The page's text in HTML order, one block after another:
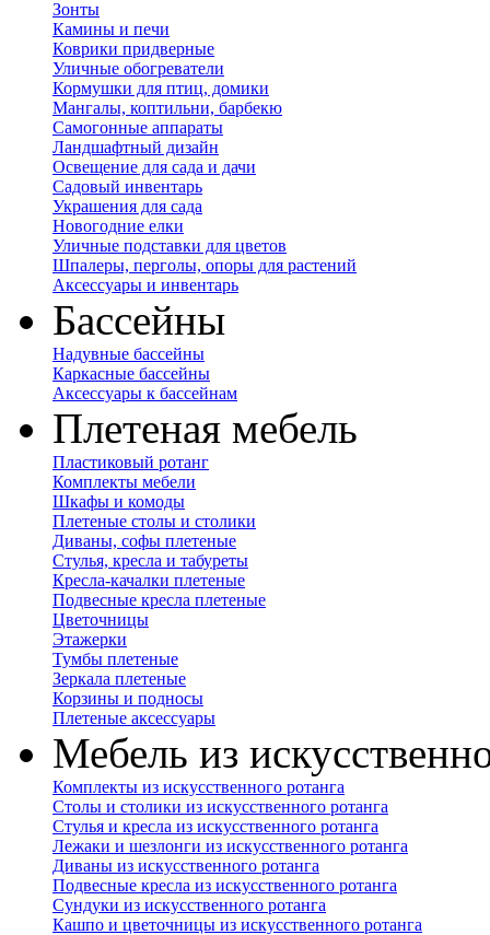
Зонты
Камины и печи
Коврики придверные
Уличные обогреватели
Кормушки для птиц, домики
Мангалы, коптильни, барбекю
Самогонные аппараты
Ландшафтный дизайн
Освещение для сада и дачи
Садовый инвентарь
Украшения для сада
Новогодние елки
Уличные подставки для цветов
Шпалеры, перголы, опоры для растений
Аксессуары и инвентарь
Бассейны
Надувные бассейны
Каркасные бассейны
Аксессуары к бассейнам
Плетеная мебель
Пластиковый ротанг
Комплекты мебели
Шкафы и комоды
Плетеные столы и столики
Диваны, софы плетеные
Стулья, кресла и табуреты
Кресла-качалки плетеные
Подвесные кресла плетеные
Цветочницы
Этажерки
Тумбы плетеные
Зеркала плетеные
Корзины и подносы
Плетеные аксессуары
Мебель из
Комплекты из искусственного ротанга
Столы и столики из искусственного ротанга
Стулья и кресла из искусственного ротанга
Лежаки и шезлонги из искусственного ротанга
Диваны из искусственного ротанга
Подвесные кресла из искусственного ротанга
Сундуки из искусственного ротанга
Кашпо и цветочницы из искусственного ротанга